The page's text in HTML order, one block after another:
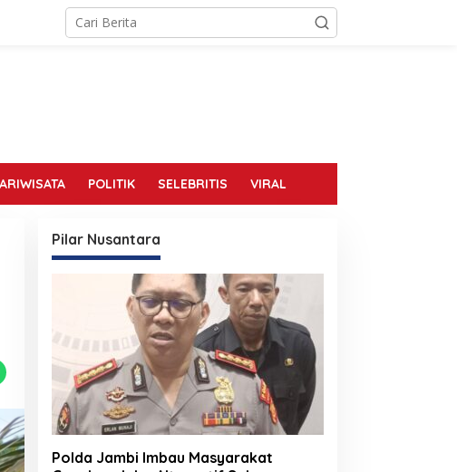
POLITIK SELEBRITIS VIRAL
Pilar Nusantara
Polda Jambi Imbau Masyarakat